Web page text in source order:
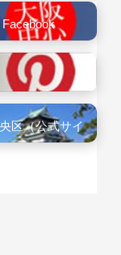
区（公式サイ